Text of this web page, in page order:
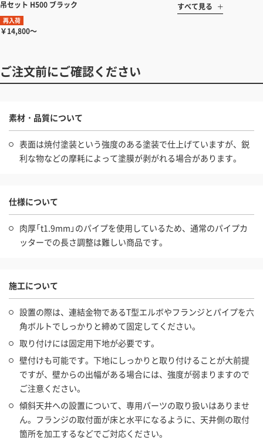
吊セット H500 ブラック
再入荷
￥14,800～
すべて見る
ご注文前にご確認ください
素材・品質について
表面は焼付塗装という強度のある塗装で仕上げていますが、鋭
利な物などの摩耗によって塗膜が剥がれる場合があります。
仕様について
肉厚「t1.9mm」のパイプを使用しているため、通常のパイプカ
ッターでの長さ調整は難しい商品です。
施工について
設置の際は、連結金物であるT型エルボやフランジとパイプを六
角ボルトでしっかりと締めて固定してください。
取り付けには固定用下地が必要です。
壁付けも可能です。下地にしっかりと取り付けることが大前提
ですが、壁からの出幅がある場合には、強度が弱まりますので
ご注意ください。
傾斜天井への設置について、専用パーツの取り扱いはありませ
ん。フランジの取付面が床と水平になるように、天井側の取付
箇所を加工するなどでご対応ください。